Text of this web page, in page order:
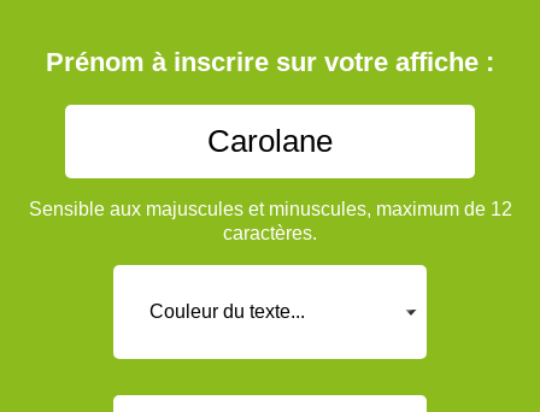
Prénom à inscrire sur votre affiche :
Sensible aux majuscules et minuscules, maximum de 12
caractères.